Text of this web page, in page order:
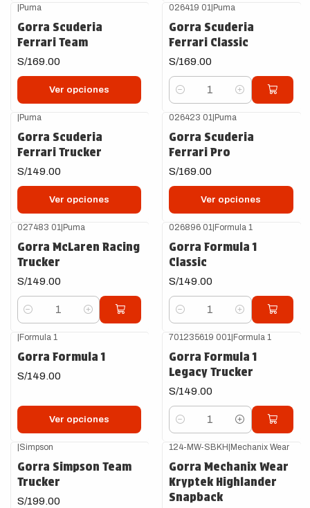
Puma
Gorra Scuderia
Ferrari Team
S/169.00
Ver opciones
026419 01 Puma
Gorra Scuderia
Ferrari Classic
S/169.00
Cantidad
Puma
Gorra Scuderia
Ferrari Trucker
S/149.00
Ver opciones
026423 01 Puma
Gorra Scuderia
Ferrari Pro
S/169.00
Ver opciones
027483 01| Puma
Gorra McLaren Racing
Trucker
S/149.00
Cantidad
026896 01 Formula 1
Gorra Formula 1
Classic
S/149.00
Cantidad
Formula 1
Gorra Formula 1
S/149.00
Ver opciones
701235619 001 Formula 1
Gorra Formula 1
Legacy Trucker
S/149.00
Cantidad
Simpson
Gorra Simpson Team
Trucker
S/199.00
124-MW-SBKH Mechanix Wear
Gorra Mechanix Wear
Kryptek Highlander
Snapback